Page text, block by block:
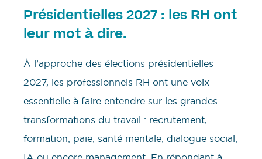
Présidentielles 2027 : les RH ont
leur mot à dire.
À l’approche des élections présidentielles
2027, les professionnels RH ont une voix
essentielle à faire entendre sur les grandes
transformations du travail : recrutement,
formation, paie, santé mentale, dialogue social,